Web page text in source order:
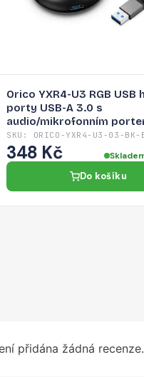
Orico YXR4-U3 RGB USB
porty USB-A 3.0 s
audio/mikrofonním
– černý
SKU: ORICO-YXR4-U3-03-BK-
348 Kč
Do košíku
přidána žádná recenze.